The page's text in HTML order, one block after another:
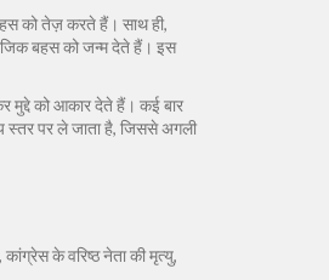
को तेज़ करते हैं। साथ ही,
बहस को जन्म देते हैं। इस
मुद्दे को आकार देते हैं। कई बार
स्तर पर ले जाता है, जिससे अगली
के वरिष्ठ नेता की मृत्यु,